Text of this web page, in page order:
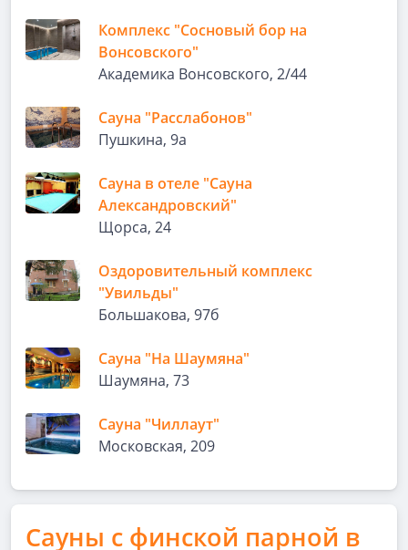
Комплекс "Сосновый бор на
Вонсовского"
Академика Вонсовского, 2/44
Сауна "Расслабонов"
Пушкина, 9а
Сауна в отеле "Сауна
Александровский"
Щорса, 24
Оздоровительный комплекс
"Увильды"
Большакова, 97б
Сауна "На Шаумяна"
Шаумяна, 73
Сауна "Чиллаут"
Московская, 209
Сауны с финской парной в